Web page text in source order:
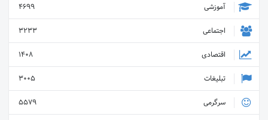
آموزشی
4699
اجتماعی
3233
اقتصادی
1408
تبلیغات
3005
سرگرمی
5579